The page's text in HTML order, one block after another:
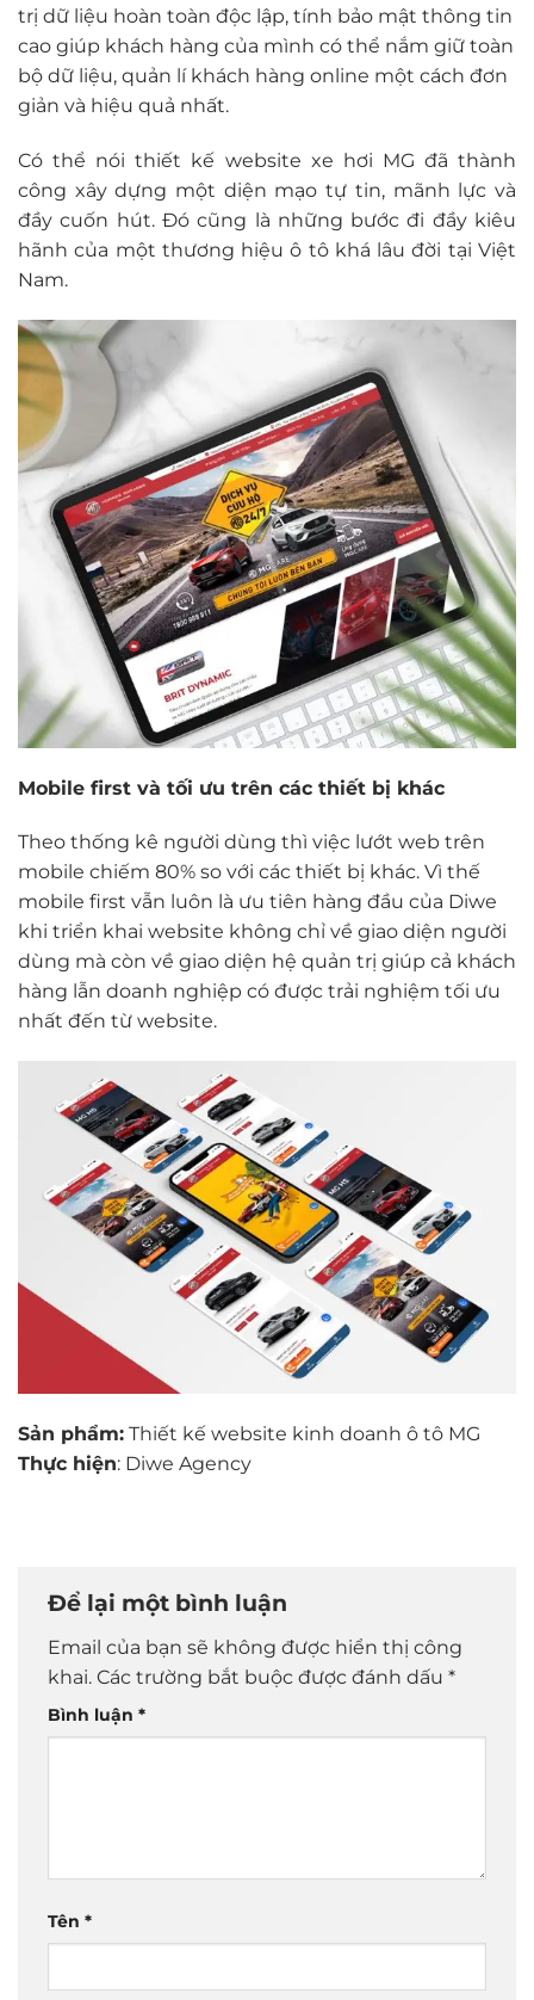
trị dữ liệu hoàn toàn độc lập, tính bảo mật thông tin
cao giúp khách hàng của mình có thể nắm giữ toàn
bộ dữ liệu, quản lí khách hàng online một cách đơn
giản và hiệu quả nhất.
Có thể nói thiết kế website xe hơi MG đã thành
công xây dựng một diện mạo tự tin, mãnh lực và
đầy cuốn hút. Đó cũng là những bước đi đầy kiêu
hãnh của một thương hiệu ô tô khá lâu đời tại Việt
Nam.
Mobile first và tối ưu trên các thiết bị khác
Theo thống kê người dùng thì việc lướt web trên
mobile chiếm 80% so với các thiết bị khác. Vì thế
mobile first vẫn luôn là ưu tiên hàng đầu của Diwe
khi triển khai website không chỉ về giao diện người
dùng mà còn về giao diện hệ quản trị giúp cả khách
hàng lẫn doanh nghiệp có được trải nghiệm tối ưu
nhất đến từ website.
Sản phẩm: Thiết kế website kinh doanh ô tô MG
Thực hiện: Diwe Agency
Để lại một bình luận
Email của bạn sẽ không được hiển thị công
khai. Các trường bắt buộc được đánh dấu *
Bình luận *
Tên *